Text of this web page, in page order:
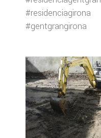
#residenciagirona
#gentgrangirona